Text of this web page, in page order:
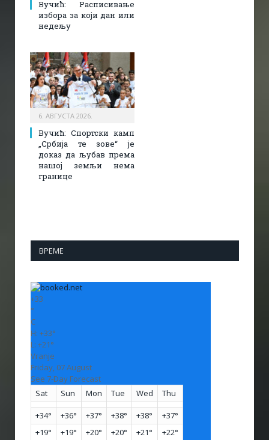
Вучић: Расписивање
избора за који дан или
недељу
6. АВГУСТА 2026.
Вучић: Спортски камп
„Србија те зове“ је
доказ да љубав према
нашој земљи нема
границе
ВРЕМЕ
+33
°
C
H: +33°
L: +21°
Vranje
Friday, 07 August
See 7-Day Forecast
Sat
Sun Mon Tue Wed Thu
+34° +36° +37° +38° +38° +37°
+19° +19° +20° +20° +21° +22°